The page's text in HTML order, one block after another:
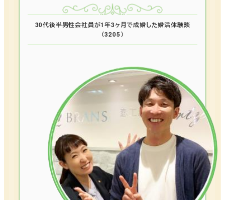
30代後半男性会社員が1年3ヶ月で成婚した婚活体験談
（3205）